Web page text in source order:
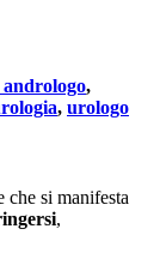
,
, urologo
che si manifesta
,